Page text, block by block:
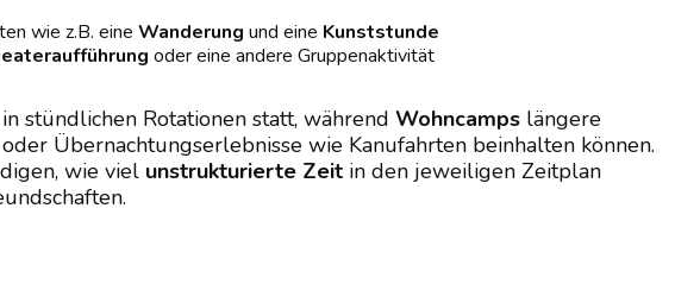
wie z.B. eine Wanderung und eine Kunststunde
oder eine andere Gruppenaktivität
stündlichen Rotationen statt, während Wohncamps längere
Übernachtungserlebnisse wie Kanufahrten beinhalten können.
wie viel unstrukturierte Zeit in den jeweiligen Zeitplan